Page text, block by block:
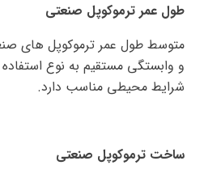
طول عمر ترموکوپل صنعتی
و وابستگی مستقیم به نوع
شرایط محیطی مناسب دارد.
ساخت ترموکوپل صنعتی